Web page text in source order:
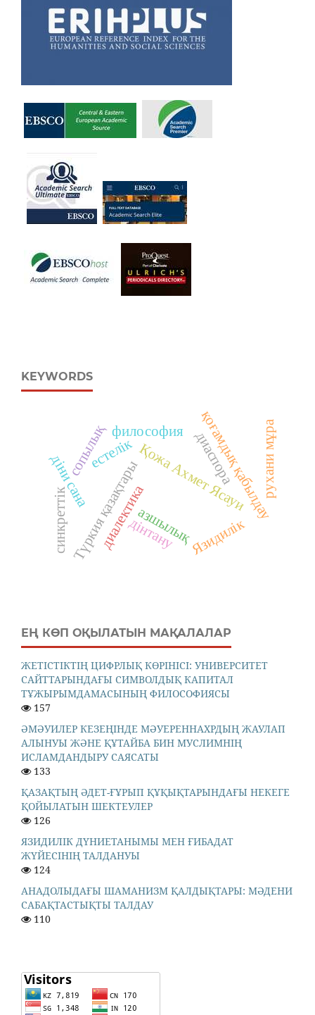
KEYWORDS
естелік
философия
диалектика
Қожа Ахмет Ясауи
сопылық
дінтану
қоғамдық қабылдау
рухани мұра
діни санаТүркия қазақтары диаспора
азшылықЯзидилік
синкреттік
ЕҢ КӨП ОҚЫЛАТЫН МАҚАЛАЛАР
ЖЕТІСТІКТІҢ ЦИФРЛЫҚ КӨРІНІСІ: УНИВЕРСИТЕТ
САЙТТАРЫНДАҒЫ СИМВОЛДЫҚ КАПИТАЛ
ТҰЖЫРЫМДАМАСЫНЫҢ ФИЛОСОФИЯСЫ
157
ӘМӘУИЛЕР КЕЗЕҢІНДЕ МӘУЕРЕННАХРДЫҢ ЖАУЛАП
АЛЫНУЫ ЖӘНЕ ҚҰТАЙБА БИН МУСЛИМНІҢ
ИСЛАМДАНДЫРУ САЯСАТЫ
133
ҚАЗАҚТЫҢ ӘДЕТ-ҒҰРЫП ҚҰҚЫҚТАРЫНДАҒЫ НЕКЕГЕ
ҚОЙЫЛАТЫН ШЕКТЕУЛЕР
126
ЯЗИДИЛІК ДҮНИЕТАНЫМЫ МЕН ҒИБАДАТ
ЖҮЙЕСІНІҢ ТАЛДАНУЫ
124
АНАДОЛЫДАҒЫ ШАМАНИЗМ ҚАЛДЫҚТАРЫ: МӘДЕНИ
САБАҚТАСТЫҚТЫ ТАЛДАУ
110